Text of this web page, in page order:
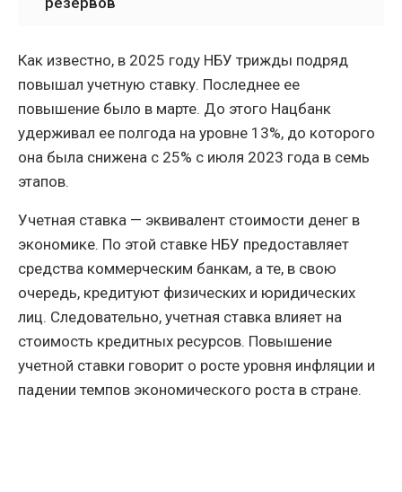
Как известно, в 2025 году НБУ трижды подряд
повышал учетную ставку. Последнее ее
повышение было в марте. До этого Нацбанк
удерживал ее полгода на уровне 13%, до которого
она была снижена с 25% с июля 2023 года в семь
этапов.
Учетная ставка — эквивалент стоимости денег в
экономике. По этой ставке НБУ предоставляет
средства коммерческим банкам, а те, в свою
очередь, кредитуют физических и юридических
лиц. Следовательно, учетная ставка влияет на
стоимость кредитных ресурсов. Повышение
учетной ставки говорит о росте уровня инфляции и
падении темпов экономического роста в стране.